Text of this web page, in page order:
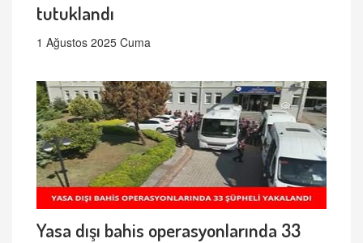
tutuklandı
1 Ağustos 2025 Cuma
Yasa dışı bahis operasyonlarında 33